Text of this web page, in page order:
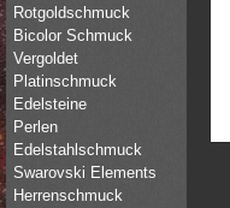
Rotgoldschmuck
Bicolor Schmuck
Vergoldet
Platinschmuck
Edelsteine
Perlen
Edelstahlschmuck
Swarovski Elements
Herrenschmuck